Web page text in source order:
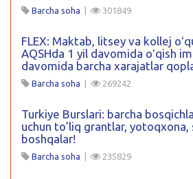
Barcha soha | 301849
FLEX: Maktab, litsey va kollej
AQSHda 1 yil davomida oʻqish
davomida barcha xarajatlar
Barcha soha | 269242
Turkiye Burslari: barcha
uchun to’liq grantlar,
boshqalar!
Barcha soha | 235829